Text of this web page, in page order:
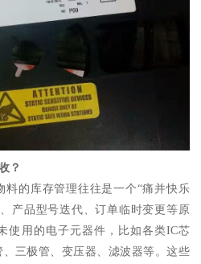
？
料的库存管理往往是一个“痛并快乐
产品型号迭代、订单临时变更等原
使用的电子元器件，比如各类IC芯
三极管、变压器、滤波器等。这些